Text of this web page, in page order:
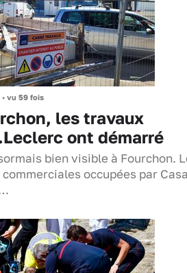
• vu 59 fois
les travaux
ont démarré
bien visible à Fourchon.
occupées par